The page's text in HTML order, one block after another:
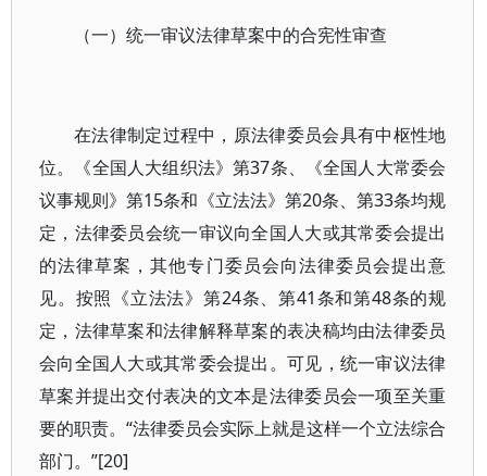
（一）统一审议法律草案中的合宪性审查
在法律制定过程中，原法律委员会具有中枢性地
位。《全国人大组织法》第37条、《全国人大常委会
议事规则》第15条和《立法法》第20条、第33条均规
定，法律委员会统一审议向全国人大或其常委会提出
的法律草案，其他专门委员会向法律委员会提出意
见。按照《立法法》第24条、第41条和第48条的规
定，法律草案和法律解释草案的表决稿均由法律委员
会向全国人大或其常委会提出。可见，统一审议法律
草案并提出交付表决的文本是法律委员会一项至关重
要的职责。“法律委员会实际上就是这样一个立法综合
部门。”[20]